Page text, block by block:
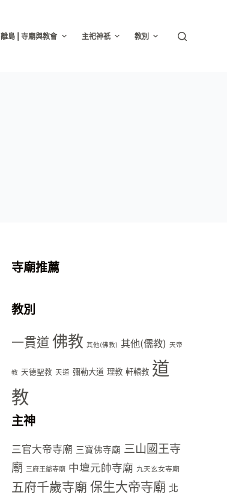
離島 | 寺廟與教會 主祀神祇 教別
寺廟推薦
教別
一貫道 佛教 其他(佛教) 其他(儒教) 天帝
教 天德聖教 天道 彌勒大道 理教 軒轅教 道
教
主神
三官大帝寺廟 三寶佛寺廟 三山國王寺
廟 三府王爺寺廟 中壇元帥寺廟 九天玄女寺廟
五府千歲寺廟 保生大帝寺廟 北